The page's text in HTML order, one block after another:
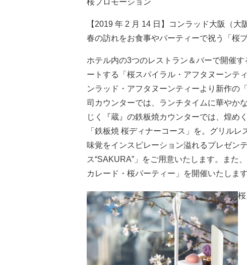
桜プロモーション
【2019 年 2 月 14 日】コンラッド大阪（
春の訪れをお食事やパーティーで祝う「桜
ホテル内の3つのレストラン＆バーで開催
ートする「桜スパイラル・アフタヌーンテ
ンラッド・アフタヌーンティーより新作の
司カウンターでは、ランチタイムに華やか
じく『蔵』の鉄板焼カウンターでは、煌め
「鉄板焼 桜ディナーコース」を。グリル
味覚をインスピレーション溢れるプレゼン
ス“SAKURA”」をご用意いたします。また
カレード・桜パーティー」を開催いたします